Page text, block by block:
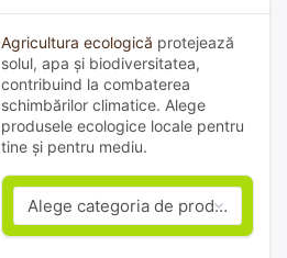
Agricultura ecologică protejează
solul, apa și biodiversitatea,
contribuind la combaterea
schimbărilor climatice. Alege
produsele ecologice locale pentru
tine și pentru mediu.